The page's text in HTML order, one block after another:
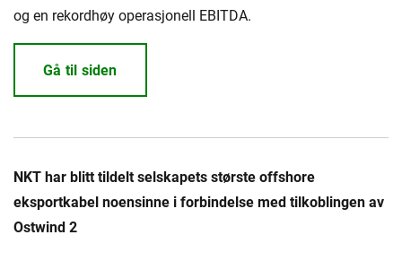
og en rekordhøy operasjonell EBITDA.
Gå til siden
NKT har blitt tildelt selskapets største offshore
eksportkabel noensinne i forbindelse med tilkoblingen av
Ostwind 2